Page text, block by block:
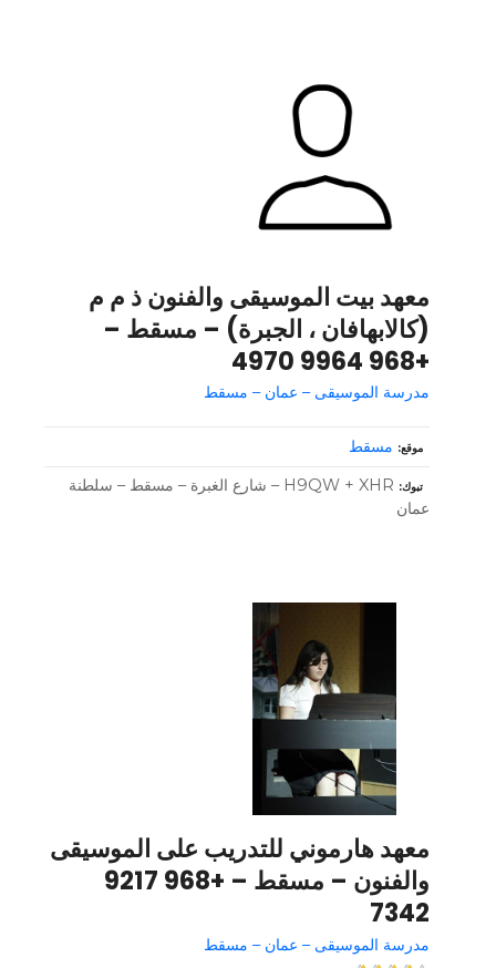
معهد بيت الموسيقى والفنون ذ م م
(كالابهافان ، الجبرة) – مسقط –
+968 9964 4970
مدرسة الموسيقى – عمان – مسقط
موقع مسقط
تبوك
H9QW + XHR – شارع الغبرة – مسقط – سلطنة
عمان
معهد هارموني للتدريب على الموسيقى
والفنون – مسقط – +968 9217
7342
مدرسة الموسيقى – عمان – مسقط